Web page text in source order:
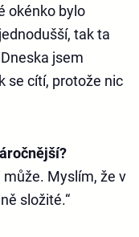
okénko bylo
tak ta
jsem
se cítí, protože nic
může. Myslím, že v
složité.“